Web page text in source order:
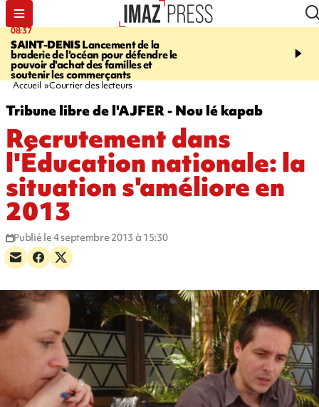
08:37
SAINT-DENISLancement de la
braderie de l'océan pour défendre le
pouvoir d'achat des familles et
soutenir les commerçants
10:44
dragons paradent
Accueil Courrier des lecteurs
Tribune libre de l'AJFER - Nou lé kapab
Recrutement dans
l'Éducation nationale: la
situation s'améliore en
2013
Publié le 4 septembre 2013 à 15:30